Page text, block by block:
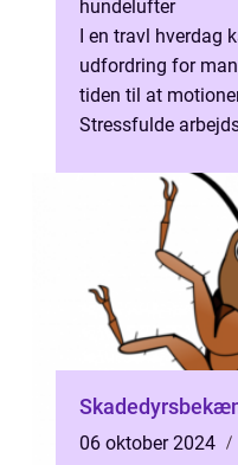
hundelufter
I en travl hverdag
udfordring for
tiden til at
Stressfulde
06 oktober 2024